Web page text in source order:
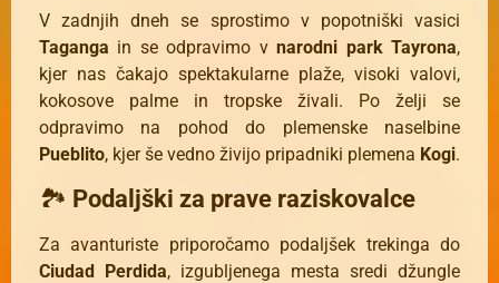
V zadnjih dneh se sprostimo v popotniški vasici
Taganga in se odpravimo v narodni park Tayrona,
kjer nas čakajo spektakularne plaže, visoki valovi,
kokosove palme in tropske živali. Po želji se
odpravimo na pohod do plemenske naselbine
Pueblito, kjer še vedno živijo pripadniki plemena Kogi.
🏞 Podaljški za prave raziskovalce
Za avanturiste priporočamo podaljšek trekinga do
Ciudad Perdida, izgubljenega mesta sredi džungle